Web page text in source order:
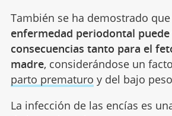
También se ha demostrado que
enfermedad periodontal
consecuencias tanto para el
madre, considerándose un
parto prematuro y del bajo
La infección de las encías es